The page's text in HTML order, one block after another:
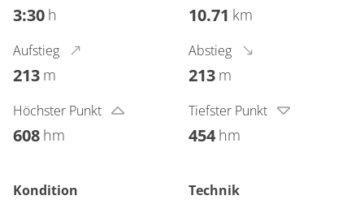
3:30 h 10.71 km
Aufstieg
213 m
Abstieg
213 m
Höchster Punkt
608 hm
Tiefster Punkt
454 hm
Kondition Technik